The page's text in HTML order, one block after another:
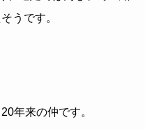
うです。
年来の仲です。